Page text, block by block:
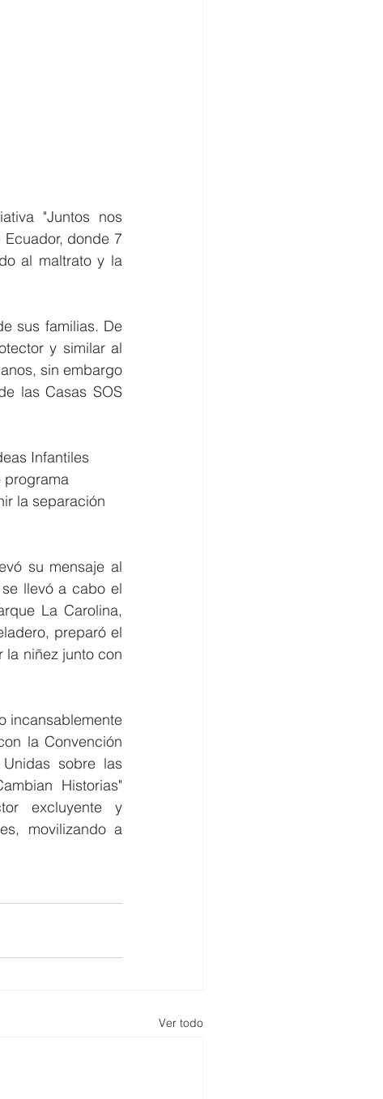
"Juntos nos
donde 7
al maltrato y la
sus familias. De
y similar al
sin embargo
las Casas SOS
Infantiles
programa
la separación
su mensaje al
llevó a cabo el
La Carolina,
preparó el
la niñez junto con
incansablemente
la Convención
sobre las
Historias"
excluyente y
movilizando a
Ver todo